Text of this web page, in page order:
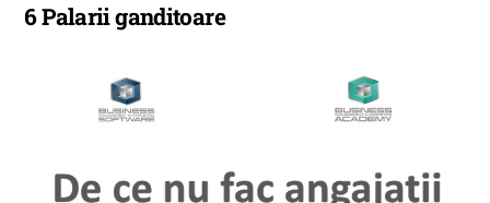
6 Palarii ganditoare